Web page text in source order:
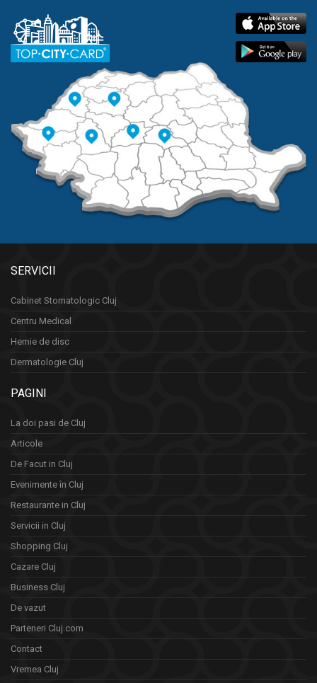
SERVICII
Cabinet Stomatologic Cluj
Centru Medical
Hernie de disc
Dermatologie Cluj
PAGINI
La doi pasi de Cluj
Articole
De Facut in Cluj
Evenimente în Cluj
Restaurante in Cluj
Servicii in Cluj
Shopping Cluj
Cazare Cluj
Business Cluj
De vazut
Parteneri Cluj.com
Contact
Vremea Cluj